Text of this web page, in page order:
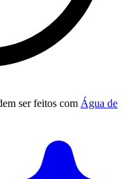
ser feitos com Água de